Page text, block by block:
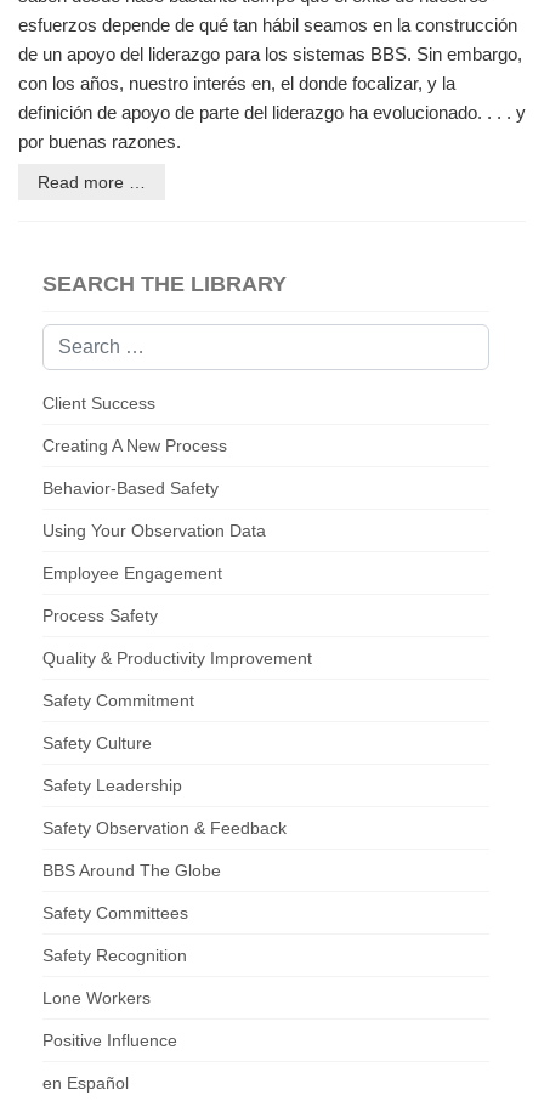
esfuerzos depende de qué tan hábil seamos en la construcción
de un apoyo del liderazgo para los sistemas BBS. Sin embargo,
con los años, nuestro interés en, el donde focalizar, y la
definición de apoyo de parte del liderazgo ha evolucionado. . . . y
por buenas razones.
Read more …
SEARCH THE LIBRARY
Search
Client Success
Creating A New Process
Behavior-Based Safety
Using Your Observation Data
Employee Engagement
Process Safety
Quality & Productivity Improvement
Safety Commitment
Safety Culture
Safety Leadership
Safety Observation & Feedback
BBS Around The Globe
Safety Committees
Safety Recognition
Lone Workers
Positive Influence
en Español